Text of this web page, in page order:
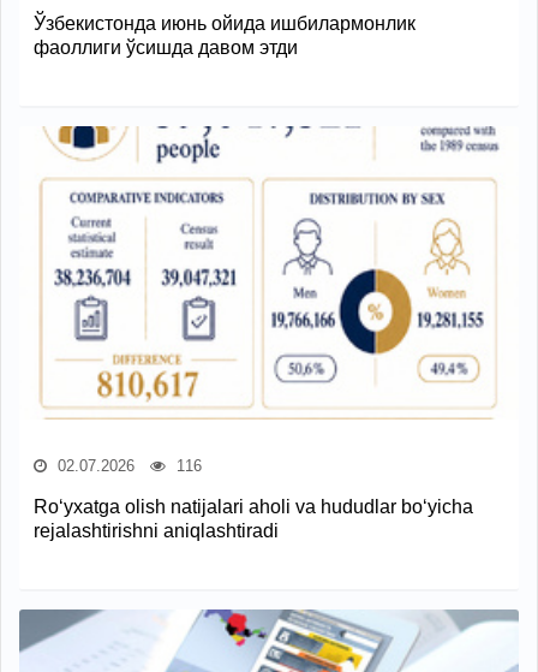
Ўзбекистонда июнь ойида ишбилармонлик
фаоллиги ўсишда давом этди
02.07.2026 116
Ro‘yxatga olish natijalari aholi va hududlar bo‘yicha
rejalashtirishni aniqlashtiradi